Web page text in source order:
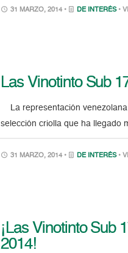
31 MARZO, 2014 • DE INTERÉS •
Las Vinotinto Sub
La representación venezolana
selección criolla que ha llegado
31 MARZO, 2014 • DE INTERÉS •
¡Las Vinotinto Sub
2014!